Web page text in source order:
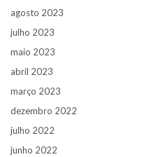
agosto 2023
julho 2023
maio 2023
abril 2023
março 2023
dezembro 2022
julho 2022
junho 2022